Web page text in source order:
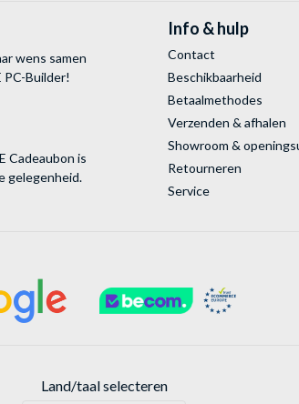
wens samen
PC-Builder!
Cadeaubon is
gelegenheid.
Info & hulp
Contact
Beschikbaarheid
Betaalmethodes
Verzenden & afhalen
Showroom &
Retourneren
Service
Land/taal selecteren